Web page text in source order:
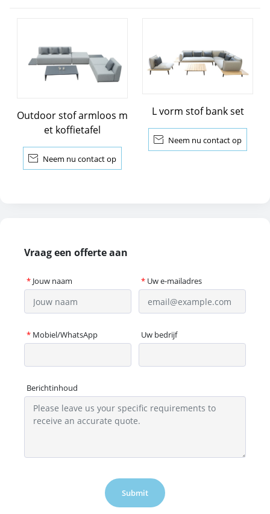
Outdoor stof armloos m
et koffietafel
 Neem nu contact op
L vorm stof bank set
 Neem nu contact op
Vraag een offerte aan
* Jouw naam * Uw e-mailadres
* Mobiel/WhatsApp Uw bedrijf
Berichtinhoud
Submit